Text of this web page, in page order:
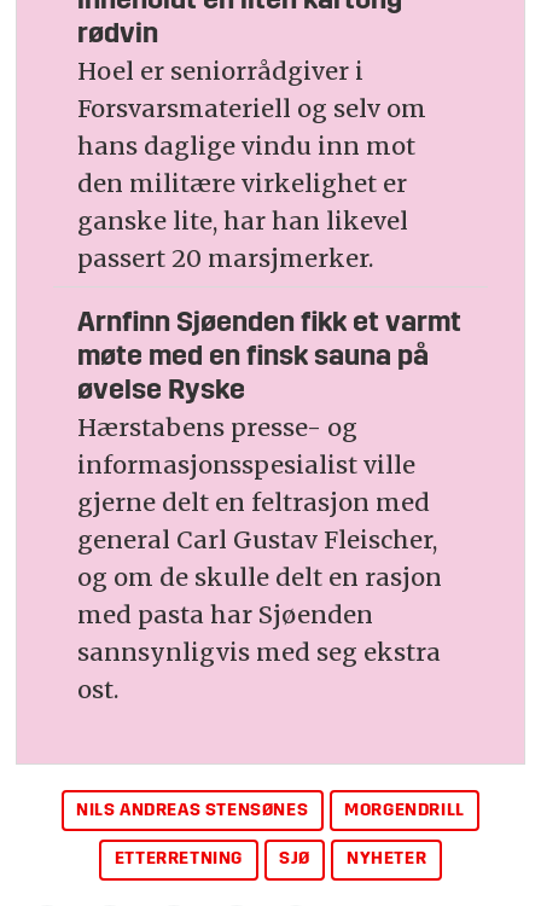
rødvin
Hoel er seniorrådgiver i
Forsvarsmateriell og selv om
hans daglige vindu inn mot
den militære virkelighet er
ganske lite, har han likevel
passert 20 marsjmerker.
Arnfinn Sjøenden fikk et varmt
møte med en finsk sauna på
øvelse Ryske
Hærstabens presse- og
informasjonsspesialist ville
gjerne delt en feltrasjon med
general Carl Gustav Fleischer,
og om de skulle delt en rasjon
med pasta har Sjøenden
sannsynligvis med seg ekstra
ost.
NILS ANDREAS STENSØNES MORGENDRILL
ETTERRETNING SJØ NYHETER